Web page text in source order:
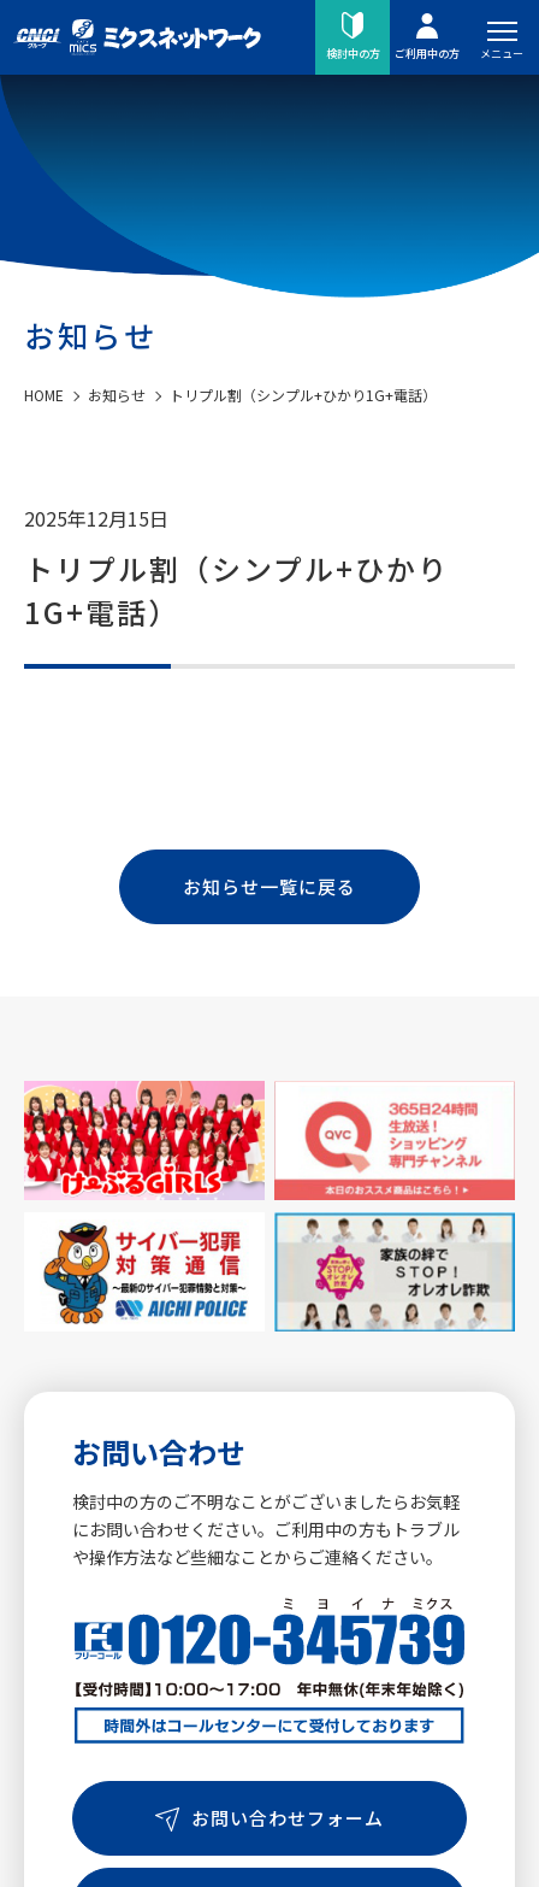
検討中の方 ご利用中の方 メニュー
お知らせ
HOME お知らせ トリプル割（シンプル+ひかり1G+電話）
2025年12月15日
トリプル割（シンプル+ひかり
1G+電話）
お知らせ一覧に戻る
お問い合わせ
検討中の方のご不明なことがございましたらお気軽
にお問い合わせください。ご利用中の方もトラブル
や操作方法など些細なことからご連絡ください。
お問い合わせフォーム